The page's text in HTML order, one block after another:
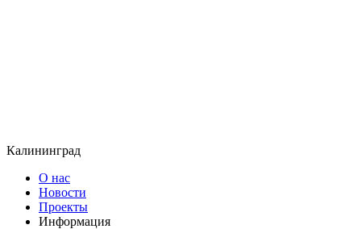
Калининград
О нас
Новости
Проекты
Информация